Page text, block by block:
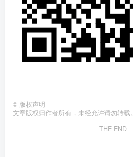
© 版权声明
文章版权归作者所有，未经允许请勿转载。
THE END